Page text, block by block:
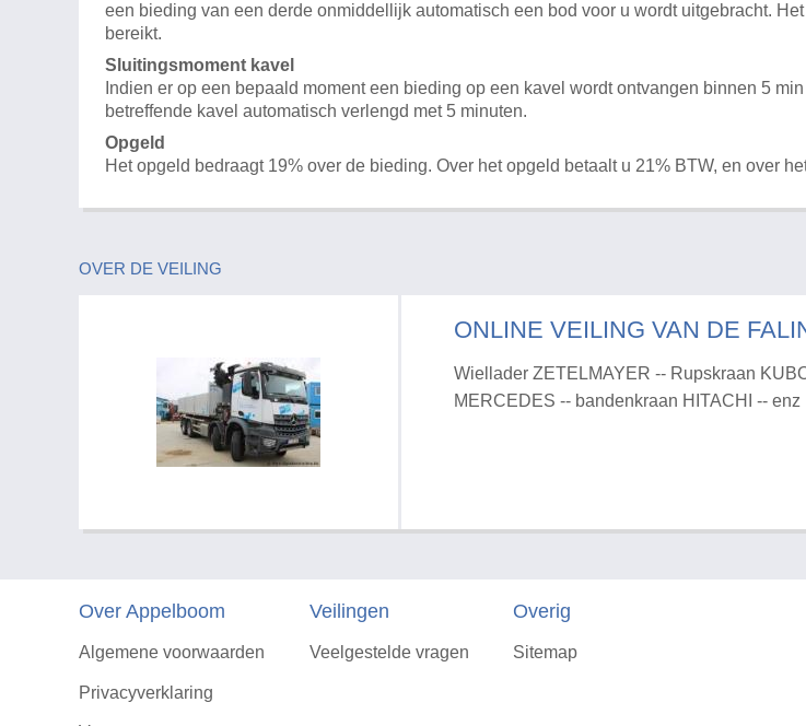
een bieding van een derde onmiddellijk automatisch een bod voor u wordt uitgebracht.
bereikt.
Sluitingsmoment kavel
Indien er op een bepaald moment een bieding op een kavel wordt ontvangen binnen 5
betreffende kavel automatisch verlengd met 5 minuten.
Opgeld
Het opgeld bedraagt 19% over de bieding. Over het opgeld betaalt u 21% BTW, en over
OVER DE VEILING
ONLINE VEILING VAN DE
Wiellader ZETELMAYER -- Rupskraan
MERCEDES -- bandenkraan HITACHI -- enz
Over Appelboom
Algemene voorwaarden
Privacyverklaring
Veilingen
Veelgestelde vragen
Overig
Sitemap